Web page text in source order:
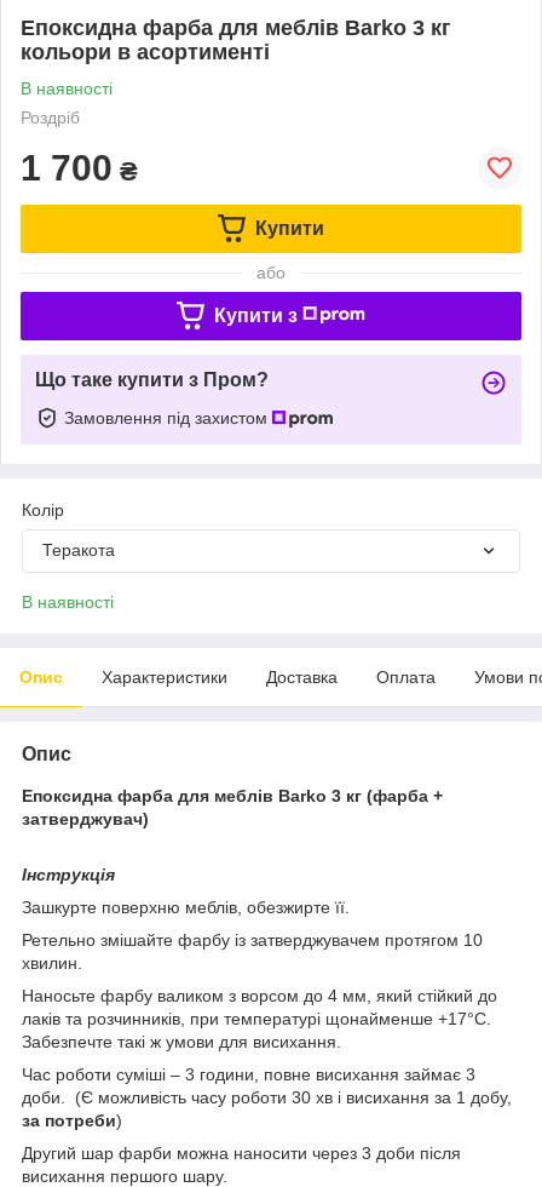
Епоксидна фарба для меблів Barko 3 кг
кольори в асортименті
В наявності
Роздріб
1 700 ₴
Купити
або
Купити з
Що таке купити з Пром?
Замовлення під захистом
Колір
Теракота
В наявності
Опис Характеристики Доставка Оплата Умови
Опис
Епоксидна фарба для меблів Barko 3 кг (фарба +
затверджувач)
Інструкція
Зашкурте поверхню меблів, обезжирте її.
Ретельно змішайте фарбу із затверджувачем протягом 10
хвилин.
Наносьте фарбу валиком з ворсом до 4 мм, який стійкий до
лаків та розчинників, при температурі щонайменше +17°C.
Забезпечте такі ж умови для висихання.
Час роботи суміші – 3 години, повне висихання займає 3
доби. (Є можливість часу роботи 30 хв і висихання за 1 добу,
за потреби)
Другий шар фарби можна наносити через 3 доби після
висихання першого шару.